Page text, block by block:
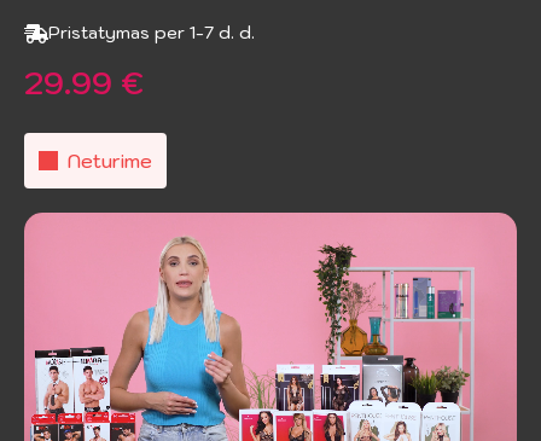
Pristatymas per 1-7 d. d.
29.99 €
Neturime